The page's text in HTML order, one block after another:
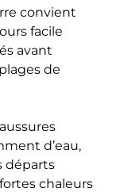
convient
facile
avant
de
d’eau,
départs
chaleurs